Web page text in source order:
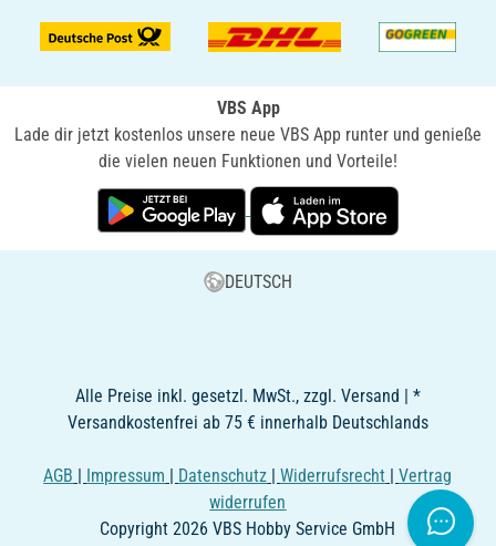
VBS App
Lade dir jetzt kostenlos unsere neue VBS App runter und genieße
die vielen neuen Funktionen und Vorteile!
DEUTSCH
Alle Preise inkl. gesetzl. MwSt., zzgl. Versand | *
Versandkostenfrei ab 75 € innerhalb Deutschlands
AGB | Impressum | Datenschutz |Widerrufsrecht |Vertrag
widerrufen
Copyright 2026 VBS Hobby Service GmbH